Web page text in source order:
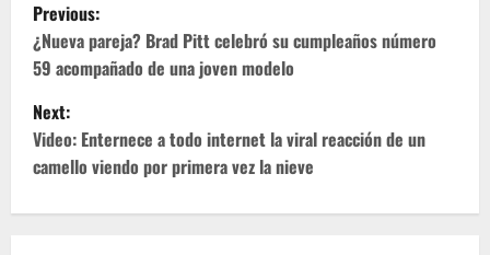
o
s
t
n
Previous:
¿Nueva pareja? Brad Pitt celebró su cumpleaños número
59 acompañado de una joven modelo
Next:
Video: Enternece a todo internet la viral reacción de un
camello viendo por primera vez la nieve